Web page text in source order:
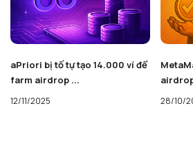
aPriori bị tố tự tạo 14.000 ví để
farm airdrop ...
12/11/2025 28/10/